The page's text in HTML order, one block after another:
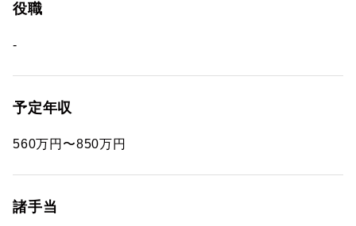
役職
-
予定年収
560万円〜850万円
諸手当